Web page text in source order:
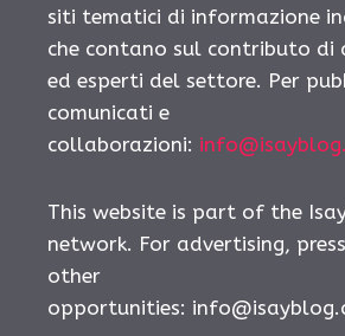
siti tematici di informazione
che contano sul contributo di
ed esperti del settore. Per
comunicati e
collaborazioni:
This website is part of the
network. For advertising,
other
opportunities: